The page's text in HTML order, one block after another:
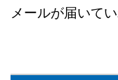
メールが届いて